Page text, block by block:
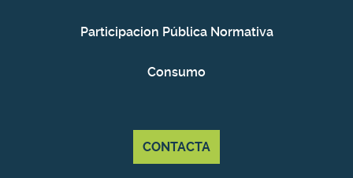
Participacion Pública Normativa
Consumo
CONTACTA